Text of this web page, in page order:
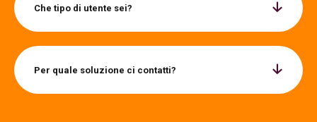
Che tipo di utente sei?
Per quale soluzione ci contatti?